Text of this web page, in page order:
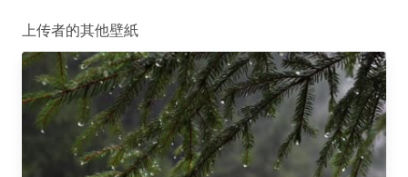
上传者的其他壁紙